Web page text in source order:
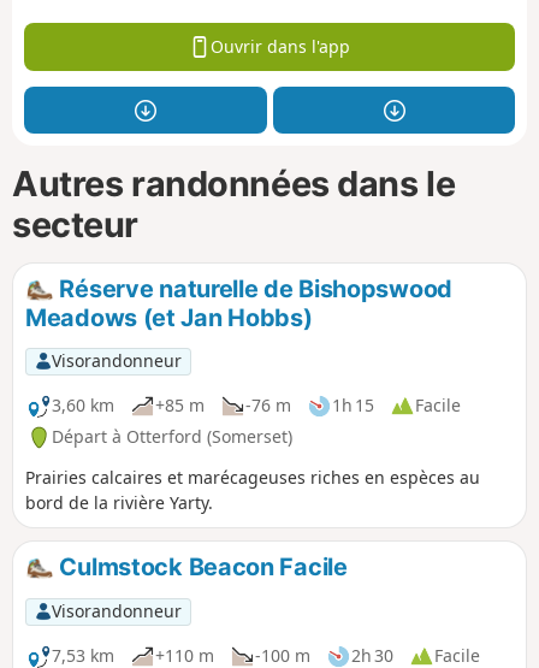
Ouvrir dans l'app
Autres randonnées dans le
secteur
Réserve naturelle de Bishopswood
Meadows (et Jan Hobbs)
Visorandonneur
3,60 km
+85 m -76 m 1h 15
Facile
Départ à Otterford (Somerset)
Prairies calcaires et marécageuses riches en espèces au
bord de la rivière Yarty.
Culmstock Beacon Facile
Visorandonneur
7,53 km
+110 m -100 m 2h 30 Facile